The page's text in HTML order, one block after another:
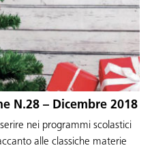
N.28 – Dicembre 2018
nei programmi scolastici
alle classiche materie